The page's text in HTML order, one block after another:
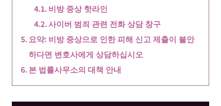
비방 중상 핫라인
사이버 범죄 관련 전화 상담 창구
요약: 비방 중상으로 인한 피해 신고 제출이 불안
하다면 변호사에게 상담하십시오
본 법률사무소의 대책 안내